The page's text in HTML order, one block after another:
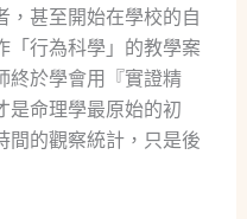
，甚至開始在學校的自
「行為科學」的教學案
終於學會用『實證精
命理學最原始的初
間的觀察統計，只是後